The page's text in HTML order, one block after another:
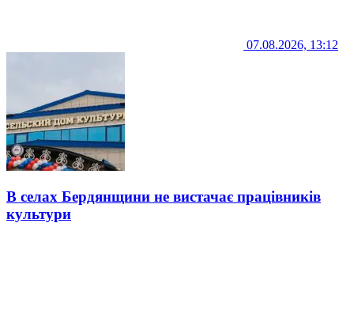
07.08.2026, 13:12
В селах Бердянщини не вистачає працівників
культури